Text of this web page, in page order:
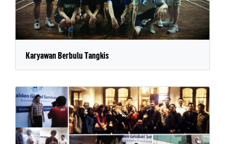
Karyawan Berbulu Tangkis